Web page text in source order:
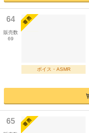
64
販売数
69
ボイス・ASMR
65